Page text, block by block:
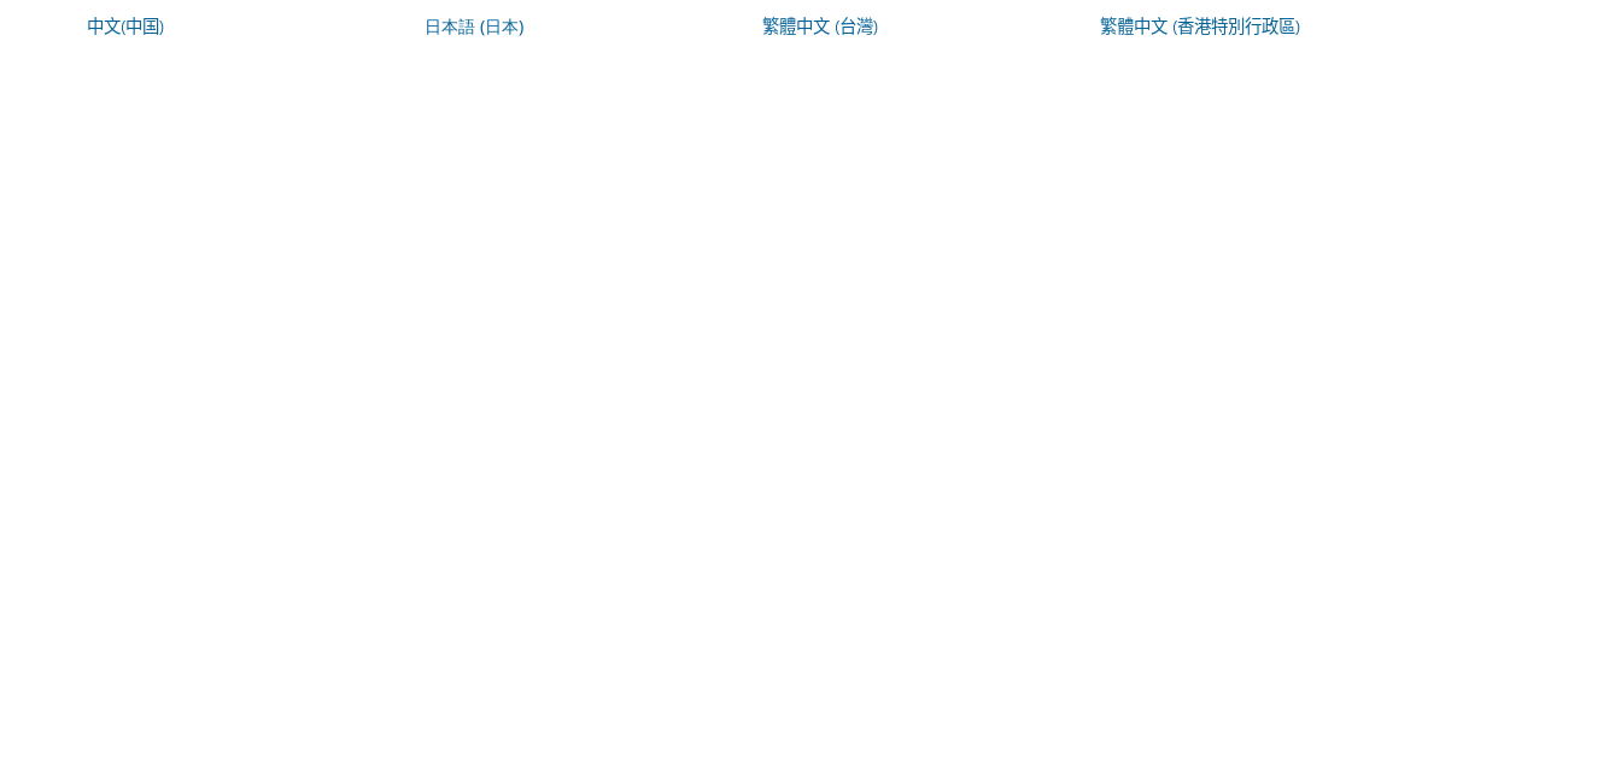
中文(中国) 日本語 (日本) 繁體中文 (台灣) 繁體中文 (香港特別行政區)